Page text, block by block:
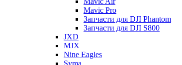
Mavic Pro
Запчасти для DJI Phantom
Запчасти для DJI S800
JXD
MJX
Nine Eagles
Syma